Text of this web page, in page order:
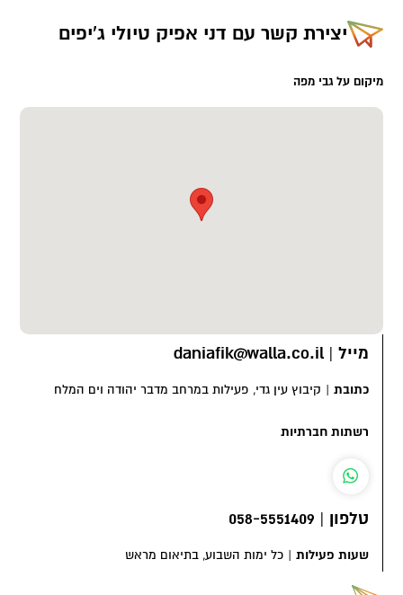
יצירת קשר עם דני אפיק טיולי ג'יפים
מיקום על גבי מפה
מייל |
daniafik@walla.co.il
כתובת | קיבוץ עין גדי, פעילות במרחב מדבר יהודה וים המלח
רשתות חברתיות
טלפון |
058-5551409
שעות פעילות | כל ימות השבוע, בתיאום מראש